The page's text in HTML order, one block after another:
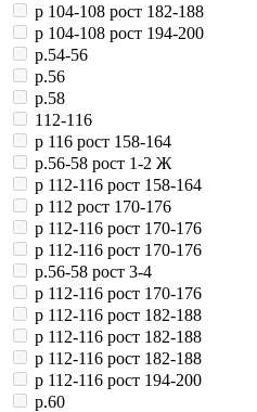
р 104-108 рост 182-188
р 104-108 рост 194-200
р.54-56
р.56
р.58
112-116
р 116 рост 158-164
р.56-58 рост 1-2 Ж
р 112-116 рост 158-164
р 112 рост 170-176
р 112-116 рост 170-176
р 112-116 рост 170-176
р.56-58 рост 3-4
р 112-116 рост 170-176
р 112-116 рост 182-188
р 112-116 рост 182-188
р 112-116 рост 182-188
р 112-116 рост 194-200
р.60